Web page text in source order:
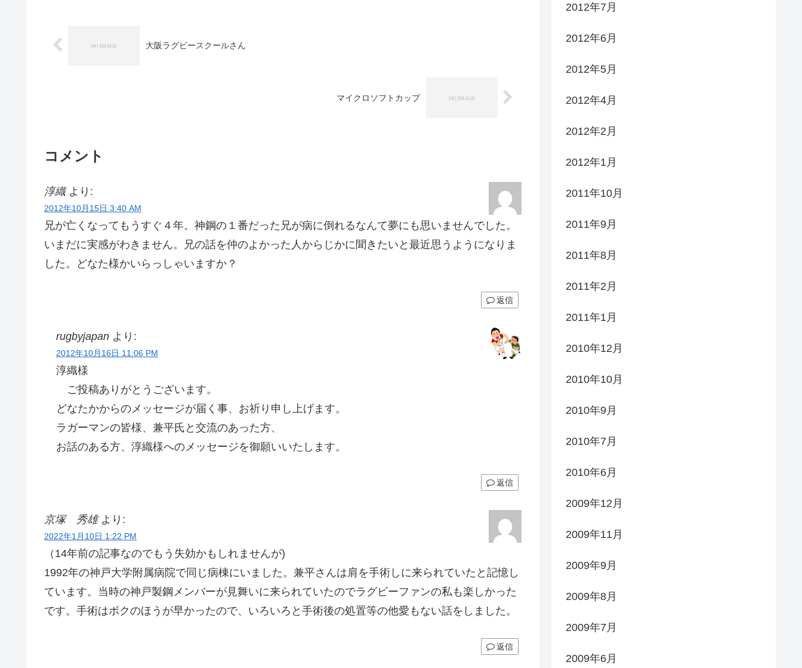
大阪ラグビースクールさん
マイクロソフトカップ
コメント
淳織 より:
2012年10月15日 3:40 AM
兄が亡くなってもうすぐ４年。神鋼の１番だった兄が病に倒れるなんて夢にも思いませんでした。
いまだに実感がわきません。兄の話を仲のよかった人からじかに聞きたいと最近思うようになりま
した。どなた様かいらっしゃいますか？
返信
rugbyjapan より:
2012年10月16日 11:06 PM
淳織様
ご投稿ありがとうございます。
どなたかからのメッセージが届く事、お祈り申し上げます。
ラガーマンの皆様、兼平氏と交流のあった方、
お話のある方、淳織様へのメッセージを御願いいたします。
返信
京塚 秀雄 より:
2022年1月10日 1:22 PM
（14年前の記事なのでもう失効かもしれませんが)
1992年の神戸大学附属病院で同じ病棟にいました。兼平さんは肩を手術しに来られていたと記憶し
ています。当時の神戸製鋼メンバーが見舞いに来られていたのでラグビーファンの私も楽しかった
です。手術はボクのほうが早かったので、いろいろと手術後の処置等の他愛もない話をしました。
返信
2012年7月
2012年6月
2012年5月
2012年4月
2012年2月
2012年1月
2011年10月
2011年9月
2011年8月
2011年2月
2011年1月
2010年12月
2010年10月
2010年9月
2010年7月
2010年6月
2009年12月
2009年11月
2009年9月
2009年8月
2009年7月
2009年6月